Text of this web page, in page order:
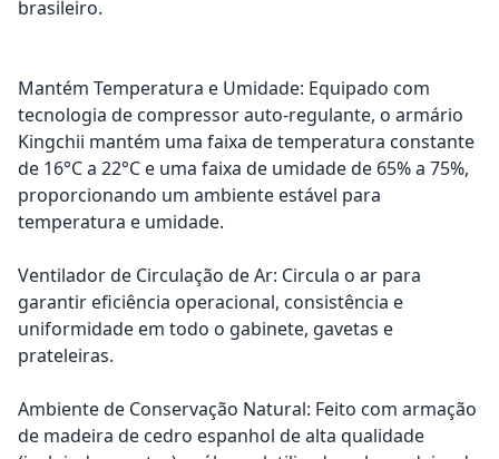
brasileiro.
Mantém Temperatura e Umidade: Equipado com
tecnologia de compressor auto-regulante, o armário
Kingchii mantém uma faixa de temperatura constante
de 16°C a 22°C e uma faixa de umidade de 65% a 75%,
proporcionando um ambiente estável para
temperatura e umidade.
Ventilador de Circulação de Ar: Circula o ar para
garantir eficiência operacional, consistência e
uniformidade em todo o gabinete, gavetas e
prateleiras.
Ambiente de Conservação Natural: Feito com armação
de madeira de cedro espanhol de alta qualidade